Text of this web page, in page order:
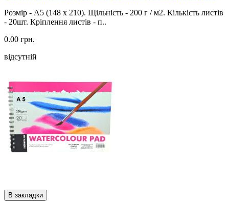
Розмір - А5 (148 x 210). Щільність - 200 г / м2. Кількість листів
- 20шт. Кріплення листів - п..
0.00 грн.
відсутній
В закладки